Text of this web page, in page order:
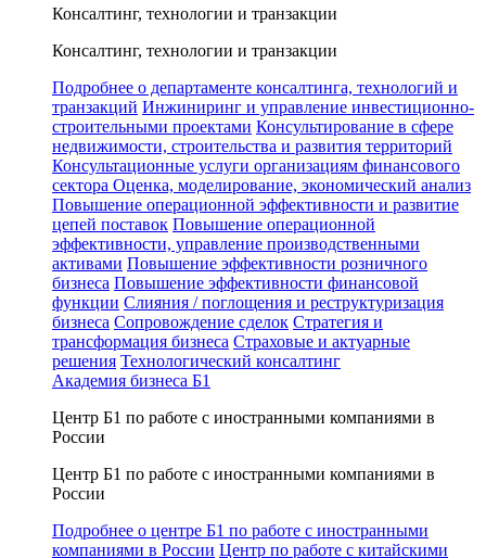
Консалтинг, технологии и транзакции
Консалтинг, технологии и транзакции
Подробнее о департаменте консалтинга, технологий и
транзакций Инжиниринг и управление инвестиционно-
строительными проектами Консультирование в сфере
недвижимости, строительства и развития территорий
Консультационные услуги организациям финансового
сектора Оценка, моделирование, экономический анализ
Повышение операционной эффективности и развитие
цепей поставок Повышение операционной
эффективности, управление производственными
активами Повышение эффективности розничного
бизнеса Повышение эффективности финансовой
функции Слияния / поглощения и реструктуризация
бизнеса Сопровождение сделок Стратегия и
трансформация бизнеса Страховые и актуарные
решения Технологический консалтинг
Академия бизнеса Б1
Центр Б1 по работе с иностранными компаниями в
России
Центр Б1 по работе с иностранными компаниями в
России
Подробнее о центре Б1 по работе с иностранными
компаниями в России Центр по работе с китайскими